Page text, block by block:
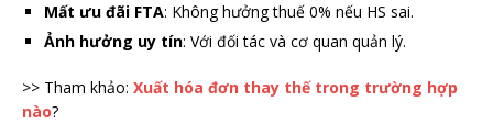
Mất ưu đãi FTA: Không hưởng thuế 0% nếu HS sai.
Ảnh hưởng uy tín: Với đối tác và cơ quan quản lý.
>> Tham khảo: Xuất hóa đơn thay thế trong trường hợp
nào?